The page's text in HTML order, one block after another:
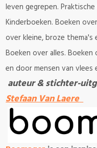
leven gegrepen.
Kinderboeken. Boeken
over kleine, broze
Boeken over alles.
en door mensen van vlees
auteur & stichter-
Stefaan Van Laere